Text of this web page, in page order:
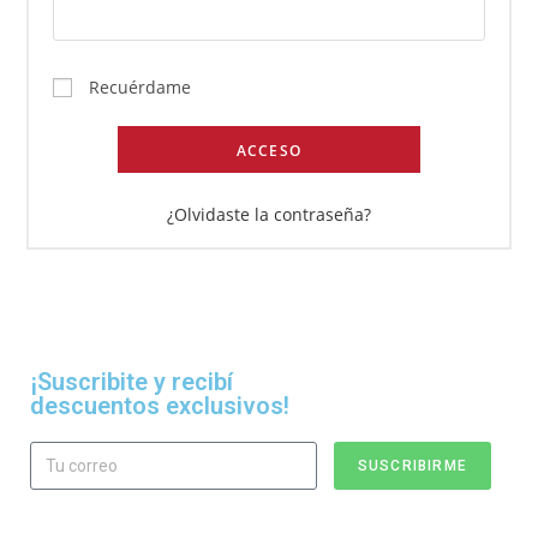
Recuérdame
ACCESO
¿Olvidaste la contraseña?
¡Suscribite y recibí
descuentos exclusivos!
SUSCRIBIRME